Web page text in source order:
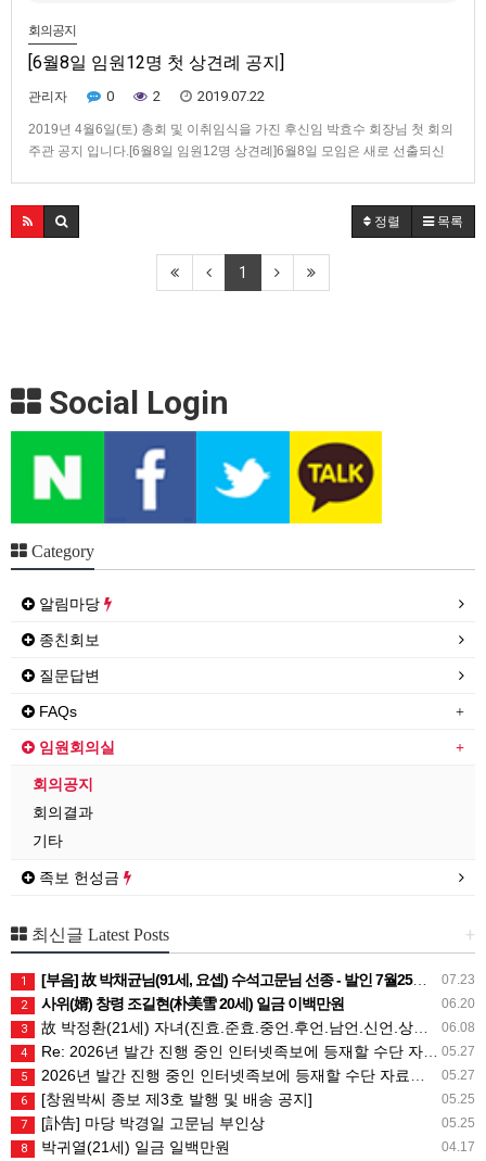
회의공지
[6월8일 임원12명 첫 상견례 공지]
관리자 0 2 2019.07.22
2019년 4월6일(토) 총회 및 이취임식을 가진 후신임 박효수 회장님 첫 회의
주관 공지 입니다.[6월8일 임원12명 상견례]6월8일 모임은 새로 선출되신
기대합니다.참고로 참석 대상자는 다음과 같습니다.존칭생략…정렬 목록
1
Social Login
Category
알림마당
종친회보
질문답변
FAQs
임원회의실
회의공지
회의결과
기타
족보 헌성금
+
최신글 Latest Posts
07.23
1 [부음] 故 박채균님(91세, 요셉) 수석고문님 선종 - 발인 7월25일 (토) 05시
06.20
2 사위(婿) 창령 조길현(朴美雪 20세) 일금 이백만원
06.08
3 故 박정환(21세) 자녀(진효.준효.중언.후언.남언.신언.상희) 일금 일백만원
05.27
4 Re: 2026년 발간 진행 중인 인터넷족보에 등재할 수단 자료는 무엇인가요?
05.27
5 2026년 발간 진행 중인 인터넷족보에 등재할 수단 자료는 무엇인가요?
05.25
6 [창원박씨 종보 제3호 발행 및 배송 공지]
05.25
7 [訃告] 마당 박경일 고문님 부인상
04.17
8 박귀열(21세) 일금 일백만원